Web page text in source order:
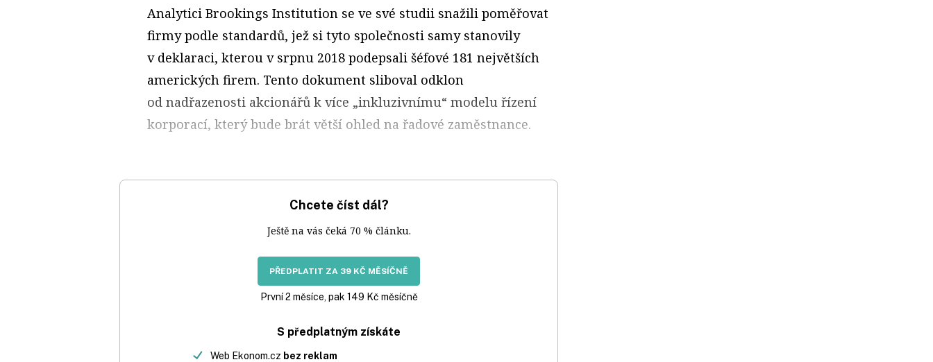
Analytici Brookings Institution se ve své studii snažili poměřovat
firmy podle standardů, jež si tyto společnosti samy stanovily
v deklaraci, kterou v srpnu 2018 podepsali šéfové 181 největších
amerických firem. Tento dokument sliboval odklon
od nadřazenosti akcionářů k více „inkluzivnímu“ modelu řízení
korporací, který bude brát větší ohled na řadové zaměstnance.
Chcete číst dál?
Ještě na vás čeká 70 % článku.
PŘEDPLATIT ZA 39 KČ MĚSÍČNĚ
První 2 měsíce, pak 149 Kč měsíčně
S předplatným získáte
Web Ekonom.cz bez reklam